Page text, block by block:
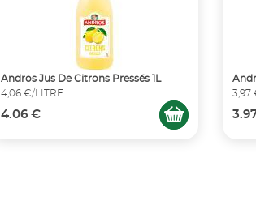
Andros Jus De Citrons Pressés 1L
4,06 €/LITRE
4.06 €
3,97